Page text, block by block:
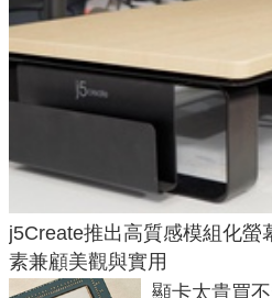
j5Create推出高質感模組化螢
素兼顧美觀與實用
顯卡太貴買